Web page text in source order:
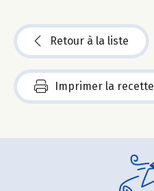
Retour à la liste
Imprimer la recette